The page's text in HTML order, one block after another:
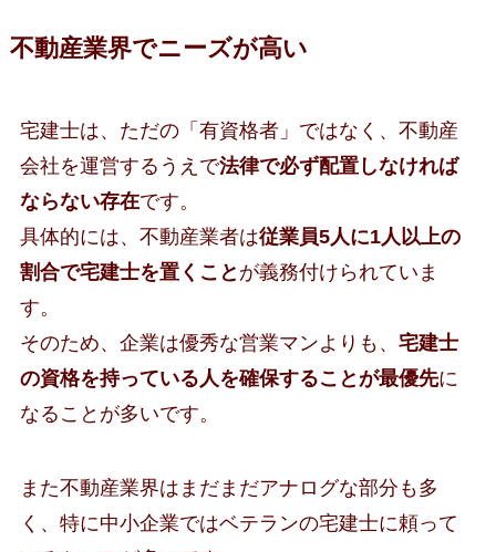
不動産業界でニーズが高い
宅建士は、ただの「有資格者」ではなく、不動産
会社を運営するうえで法律で必ず配置しなければ
ならない存在です。
具体的には、不動産業者は従業員5人に1人以上の
割合で宅建士を置くこと が義務付けられていま
す。
そのため、企業は優秀な営業マンよりも、 宅建士
の資格を持っている人を確保することが最優先に
なることが多いです。
また不動産業界はまだまだアナログな部分も多
く、特に中小企業ではベテランの宅建士に頼って